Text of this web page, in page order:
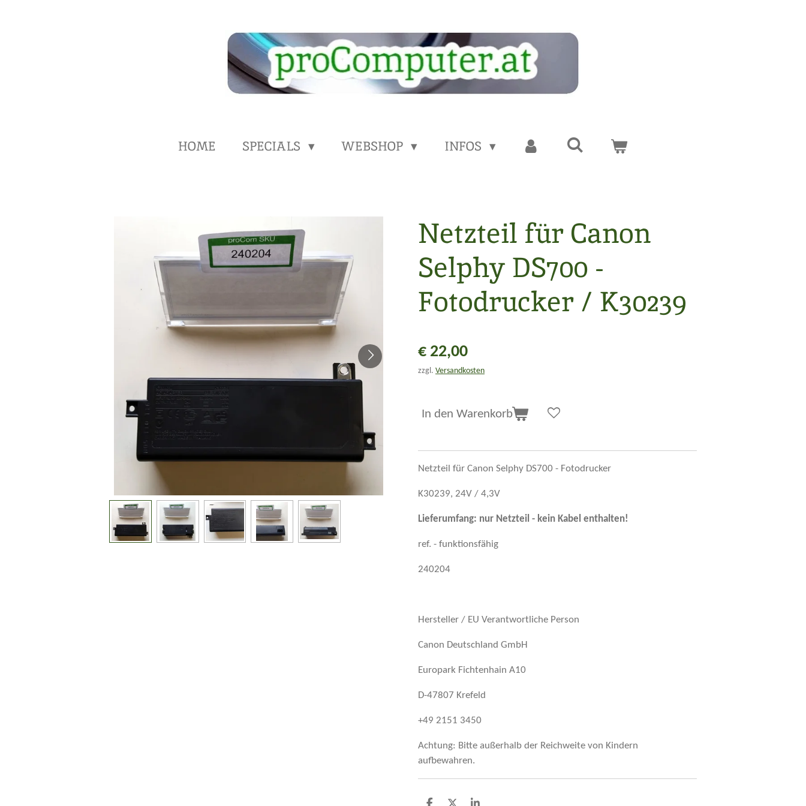
HOME SPECIALS WEBSHOP INFOS
Netzteil für Canon
Selphy DS700 -
Fotodrucker / K30239
€ 22,00
zzgl. Versandkosten
In den Warenkorb
Netzteil für Canon Selphy DS700 - Fotodrucker
K30239, 24V / 4,3V
Lieferumfang: nur Netzteil - kein Kabel enthalten!
ref. - funktionsfähig
240204
Hersteller / EU Verantwortliche Person
Canon Deutschland GmbH
Europark Fichtenhain A10
D-47807 Krefeld
+49 2151 3450
Achtung: Bitte außerhalb der Reichweite von Kindern
aufbewahren.